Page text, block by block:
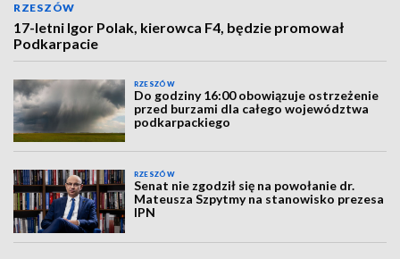
RZESZÓW
17-letni Igor Polak, kierowca F4, będzie promował
Podkarpacie
RZESZÓW
Do godziny 16:00 obowiązuje ostrzeżenie
przed burzami dla całego województwa
podkarpackiego
RZESZÓW
Senat nie zgodził się na powołanie dr.
Mateusza Szpytmy na stanowisko prezesa
IPN